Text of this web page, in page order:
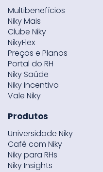
Multibenefícios
Niky Mais
Clube Niky
NikyFlex
Preços e Planos
Portal do RH
Niky Saúde
Niky Incentivo
Vale Niky
Produtos
Universidade Niky
Café com Niky
Niky para RHs
Niky Insights